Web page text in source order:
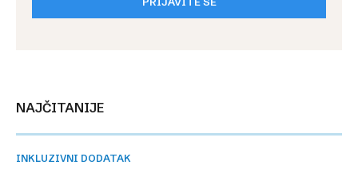
NAJČITANIJE
INKLUZIVNI DODATAK